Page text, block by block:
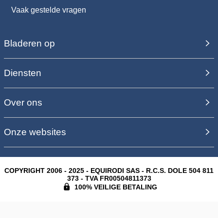
Vaak gestelde vragen
Bladeren op
Diensten
Over ons
Onze websites
COPYRIGHT 2006 - 2025 - EQUIRODI SAS - R.C.S. DOLE 504 811
373 - TVA FR00504811373
100% VEILIGE BETALING